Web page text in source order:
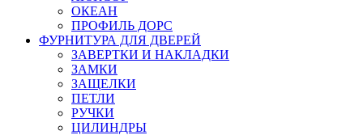
ОКЕАН
ПРОФИЛЬ ДОРС
ФУРНИТУРА ДЛЯ ДВЕРЕЙ
ЗАВЕРТКИ И НАКЛАДКИ
ЗАМКИ
ЗАЩЕЛКИ
ПЕТЛИ
РУЧКИ
ЦИЛИНДРЫ